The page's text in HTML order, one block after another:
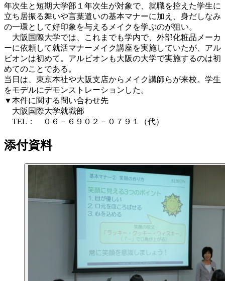
年次生と短期大学部１年次生が対象で、就職を控えた学生に
立ち居振る舞いや言葉遣いの基本マナーに加え、身だしなみ
の一環として好印象を与えるメイクを学ぶのが狙い。
大阪国際大学では、これまでも学内で、外部化粧品メーカ
ーに依頼して就活マナーメイク講座を実施していたが、アル
ビオンは初めて。アルビオンも大阪の大学で実施するのは初
めてのことである。
当日は、東京本社や大阪支店からメイク講師らが来校。学生
をモデルにデモンストレーションした。
▼本件に関する問い合わせ先
大阪国際大学就職部
TEL： ０６－６９０２－０７９１（代）
添付資料